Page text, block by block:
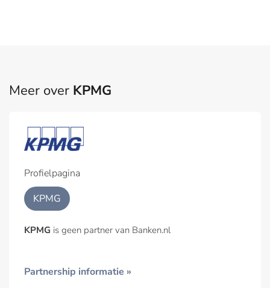
Meer over KPMG
Profielpagina
KPMG
KPMG is geen partner van Banken.nl
Partnership informatie »